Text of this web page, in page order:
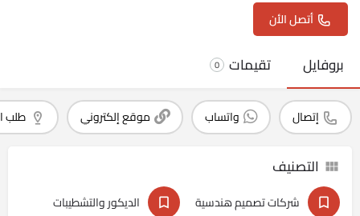
أتصل الأن
بروفايل تقيمات 0
إتصال واتساب موقع إلكتروني طلب
التصنيف
شركات تصميم هندسية
الديكور والتشطيبات